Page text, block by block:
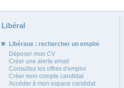
Libéral
Libéraux : rechercher un emploi
Déposer mon CV
Créer une alerte email
Consultez les offres d'emploi
Créer mon compte candidat
Accéder à mon espace candidat